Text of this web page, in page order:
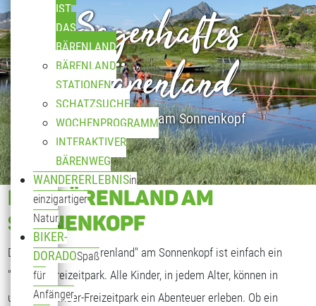
IST
DAS
BÄRENLAND
BÄRENLAND
STATIONEN
SCHATZSUCHE
WOCHENPROGRAMM
INTERAKTIVER
BÄRENWEG
WANDERERLEBNISin
einzigartiger
Natur
BIKER-
DORADOSpaß
für
Anfänger
Sagenhaftes
Bärenland
Kinderparadies am Sonnenkopf
DAS BÄRENLAND AM
SONNENKOPF
Das "Sagenhafte Bärenland" am Sonnenkopf ist einfach ein
"bäriger" Freizeitpark. Alle Kinder, in jedem Alter, können in
unserem Kinder-Freizeitpark ein Abenteuer erleben. Ob ein